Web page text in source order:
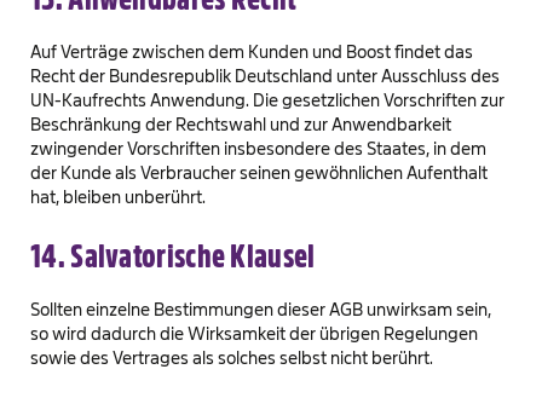
Auf Verträge zwischen dem Kunden und Boost findet das
Recht der Bundesrepublik Deutschland unter Ausschluss des
UN-Kaufrechts Anwendung. Die gesetzlichen Vorschriften zur
Beschränkung der Rechtswahl und zur Anwendbarkeit
zwingender Vorschriften insbesondere des Staates, in dem
der Kunde als Verbraucher seinen gewöhnlichen Aufenthalt
hat, bleiben unberührt.
14. Salvatorische Klausel
Sollten einzelne Bestimmungen dieser AGB unwirksam sein,
so wird dadurch die Wirksamkeit der übrigen Regelungen
sowie des Vertrages als solches selbst nicht berührt.